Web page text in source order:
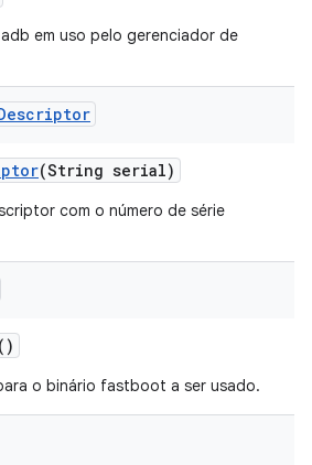
em uso pelo gerenciador de
(String serial)
com o número de série
()
o binário fastboot a ser usado.